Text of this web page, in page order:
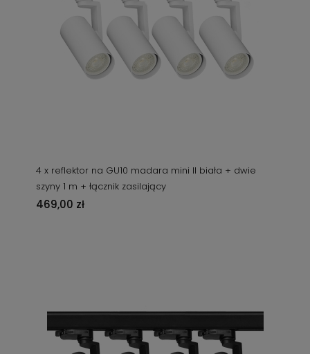
4 x reflektor na GU10 madara mini II biała + dwie
szyny 1 m + łącznik zasilający
469,00 zł